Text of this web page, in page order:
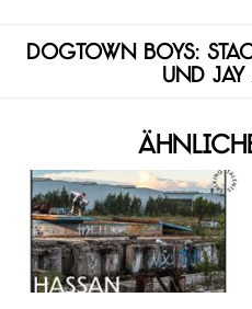
Dogtown Boys:
und Jay